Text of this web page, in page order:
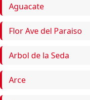
Aguacate
Flor Ave del Paraiso
Arbol de la Seda
Arce